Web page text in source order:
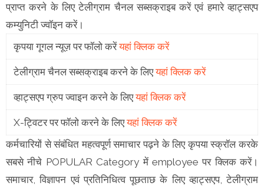
प्राप्त करने के लिए टेलीग्राम चैनल सब्सक्राइब करें एवं हमारे व्हाट्सएप
कम्युनिटी ज्वॉइन करें।
कृपया गूगल न्यूज़ पर फॉलो करेंयहां क्लिक करें
टेलीग्राम चैनल सब्सक्राइब करने के लिएयहां क्लिक करें
व्हाट्सएप ग्रुप ज्वाइन करने के लिएयहां क्लिक करें
X-ट्विटर पर फॉलो करने के लिएयहां क्लिक करें
कर्मचारियों से संबंधित महत्वपूर्ण समाचार पढ़ने के लिए कृपया स्क्रॉल करके
सबसे नीचे POPULAR Category में employee पर क्लिक करें।
समाचार, विज्ञापन एवं प्रतिनिधित्व पूछताछ के लिए व्हाट्सएप, टेलीग्राम